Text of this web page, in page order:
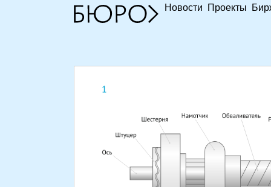
Новости Проекты